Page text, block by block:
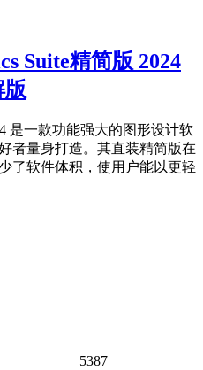
Suite精简版 2024
版
是一款功能强大的图形设计软
者量身打造。其直装精简版在
了软件体积，使用户能以更轻
5387